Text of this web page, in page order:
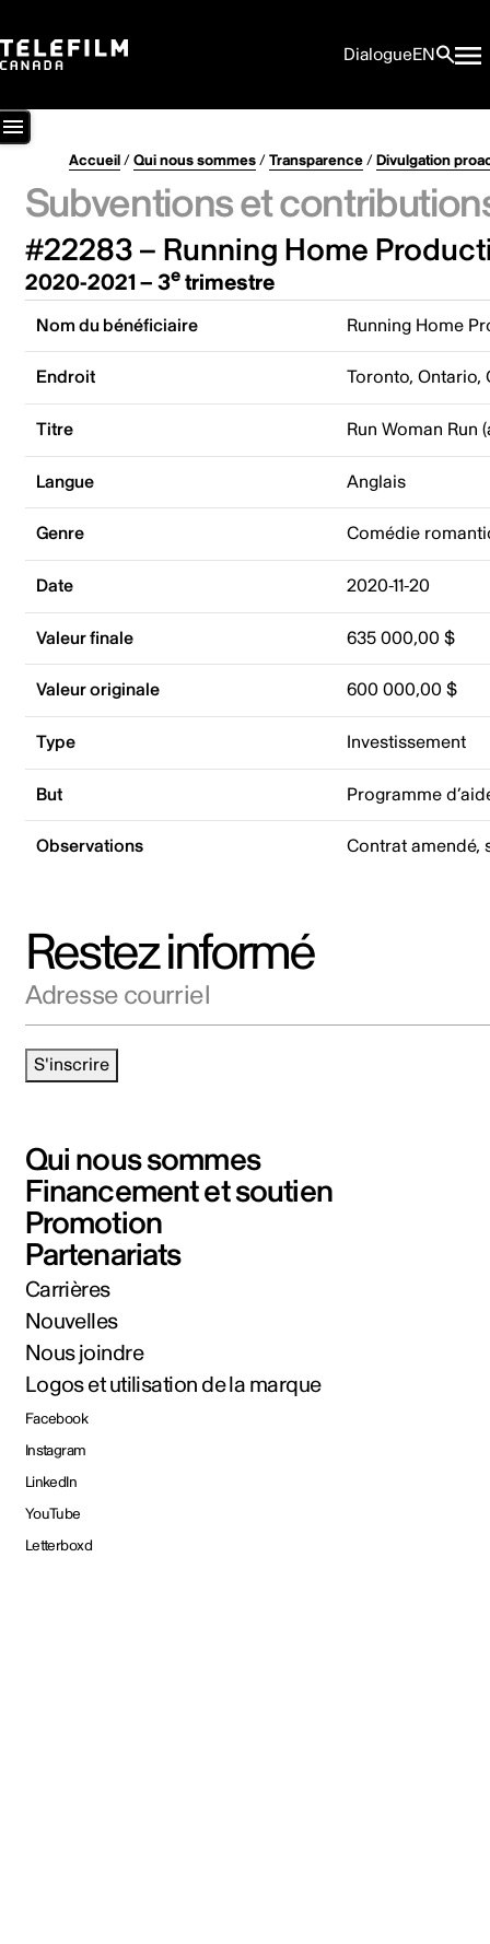
DialogueEN
Accueil/Qui nous sommes/Transparence/Divulgation
Subventions et
#22283 – Running Home
2020-2021 – 3etrimestre
Nom du bénéficiaire Running Home
Endroit Toronto, Ontario,
Titre Run Woman Run
Langue Anglais
Genre Comédie
Date 2020-11-20
Valeur finale 635 000,00 $
Valeur originale 600 000,00 $
Type Investissement
But Programme
Observations Contrat amendé,
Restez informé
S'inscrire
Qui nous sommes
Financement et soutien
Promotion
Partenariats
Carrières
Nouvelles
Nous joindre
Logos et utilisation de la marque
Facebook
Instagram
LinkedIn
YouTube
Letterboxd